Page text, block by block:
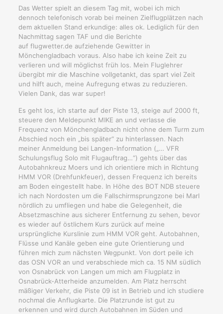
Das Wetter spielt an diesem Tag mit, wobei ich mich
dennoch telefonisch vorab bei meinen Zielflugplätzen nach
dem aktuellen Stand erkundige: alles ok. Lediglich für den
Nachmittag sagen TAF und die Berichte
auf flugwetter.de aufziehende Gewitter in
Mönchengladbach voraus. Also habe ich keine Zeit zu
verlieren und will möglichst früh los. Mein Fluglehrer
übergibt mir die Maschine vollgetankt, das spart viel Zeit
und hilft auch, meine Aufregung etwas zu reduzieren.
Vielen Dank, das war super!
Es geht los, ich starte auf der Piste 13, steige auf 2000 ft,
steuere den Meldepunkt MIKE an und verlasse die
Frequenz von Mönchengladbach nicht ohne dem Turm zum
Abschied noch ein „bis später“ zu hinterlassen. Nach
meiner Anmeldung bei Langen-Information („… VFR
Schulungsflug Solo mit Flugauftrag…“) gehts über das
Autobahnkreuz Moers und ich orientiere mich in Richtung
HMM VOR (Drehfunkfeuer), dessen Frequenz ich bereits
am Boden eingestellt habe. In Höhe des BOT NDB steuere
ich nach Nordosten um die Fallschirmsprungzone bei Marl
nördlich zu umfliegen und habe die Gelegenheit, die
Absetzmaschine aus sicherer Entfernung zu sehen, bevor
es wieder auf östlichem Kurs zurück auf meine
ursprüngliche Kurslinie zum HMM VOR geht. Autobahnen,
Flüsse und Kanäle geben eine gute Orientierung und
führen mich zum nächsten Wegpunkt. Von dort peile ich
das OSN VOR an und verabschiede mich ca. 15 NM südlich
von Osnabrück von Langen um mich am Flugplatz in
Osnabrück-Atterheide anzumelden. Am Platz herrscht
mäßiger Verkehr, die Piste 09 ist in Betrieb und ich studiere
nochmal die Anflugkarte. Die Platzrunde ist gut zu
erkennen und wird durch Autobahnen im Süden und